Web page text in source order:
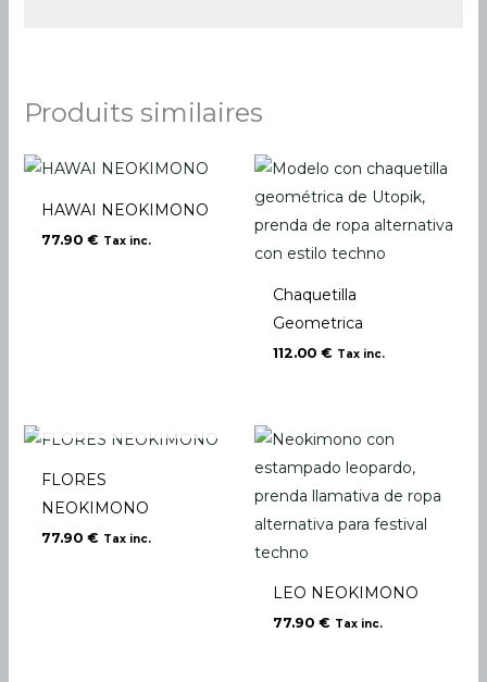
Produits similaires
HAWAI NEOKIMONO
77.90€ Tax inc.
Chaquetilla
Geometrica
112.00 € Tax inc.
FLORES
NEOKIMONO
77.90€ Tax inc.
LEO NEOKIMONO
77.90 € Tax inc.